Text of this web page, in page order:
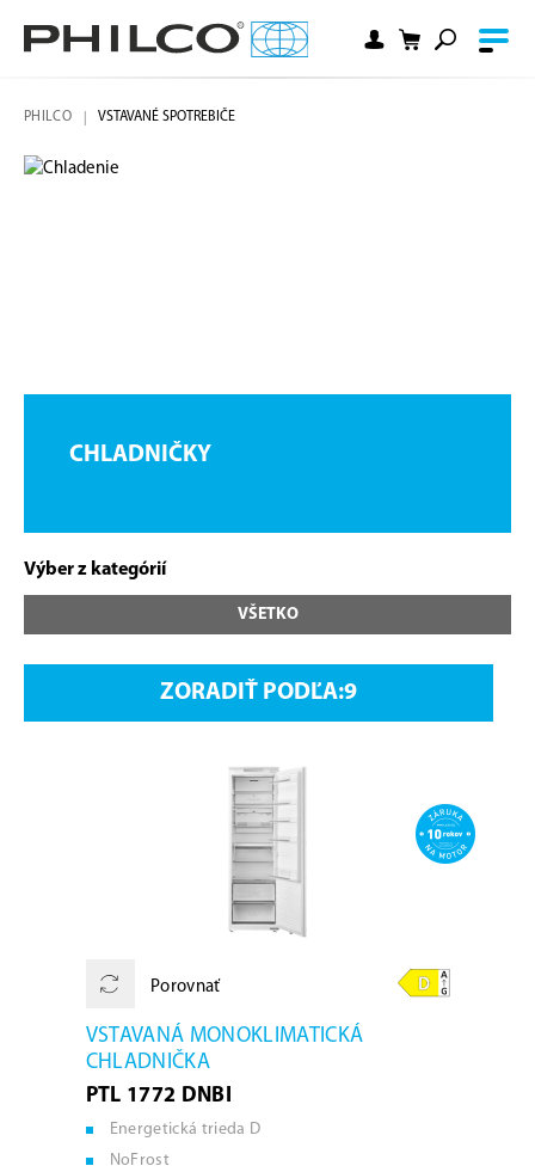
PHILCO VSTAVANÉ SPOTREBIČE
CHLADNIČKY
Výber z kategórií
VŠETKO
ZORADIŤ PODĽA:
Porovnať
VSTAVANÁ MONOKLIMATICKÁ
CHLADNIČKA
PTL 1772 DNBI
Energetická trieda D
NoFrost